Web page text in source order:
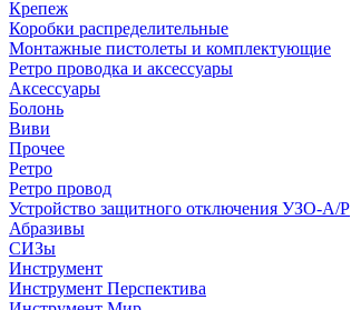
Крепеж
Коробки распределительные
Монтажные пистолеты и комплектующие
Ретро проводка и аксессуары
Аксессуары
Болонь
Виви
Прочее
Ретро
Ретро провод
Устройство защитного отключения УЗО-А/Р
Абразивы
СИЗы
Инструмент
Инструмент Перспектива